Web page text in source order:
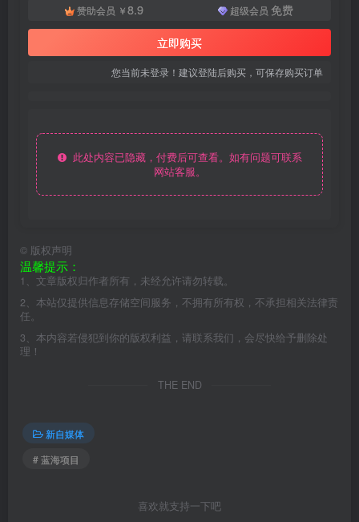
赞助会员 ￥8.9 超级会员 免费
立即购买
您当前未登录！建议登陆后购买，可保存购买订单
此处内容已隐藏，付费后可查看。如有问题可联系
网站客服。
© 版权声明
温馨提示：
1、文章版权归作者所有，未经允许请勿转载。
2、本站仅提供信息存储空间服务，不拥有所有权，不承担相关法律责
任。
3、本内容若侵犯到你的版权利益，请联系我们，会尽快给予删除处
理！
THE END
新自媒体
# 蓝海项目
喜欢就支持一下吧